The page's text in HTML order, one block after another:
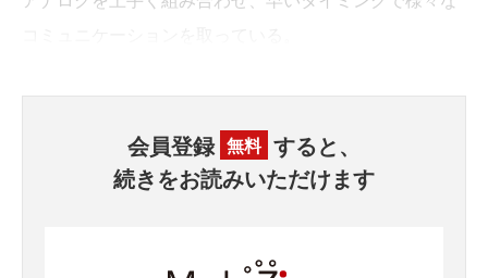
会員登録 無料 すると、
続きをお読みいただけます